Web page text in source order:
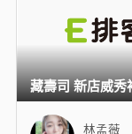
林孟薇
藏壽司 新店威秀